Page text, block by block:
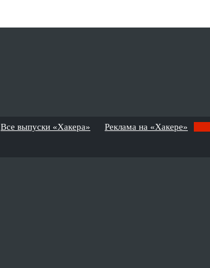
Все выпуски «Хакера» Реклама на «Хакере»